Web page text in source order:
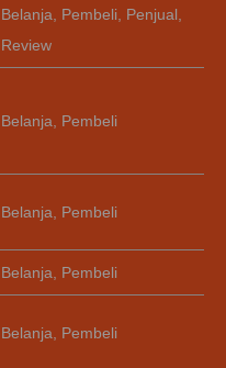
Belanja, Pembeli, Penjual,
Review
Belanja, Pembeli
Belanja, Pembeli
Belanja, Pembeli
Belanja, Pembeli